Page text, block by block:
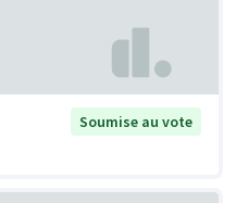
Soumise au vote